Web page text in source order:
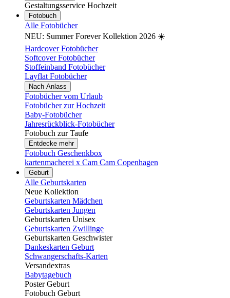
Gestaltungsservice Hochzeit
Fotobuch
Alle Fotobücher
NEU: Summer Forever Kollektion 2026 ☀️
Hardcover Fotobücher
Softcover Fotobücher
Stoffeinband Fotobücher
Layflat Fotobücher
Nach Anlass
Fotobücher vom Urlaub
Fotobücher zur Hochzeit
Baby-Fotobücher
Jahresrückblick-Fotobücher
Fotobuch zur Taufe
Entdecke mehr
Fotobuch Geschenkbox
kartenmacherei x Cam Cam Copenhagen
Geburt
Alle Geburtskarten
Neue Kollektion
Geburtskarten Mädchen
Geburtskarten Jungen
Geburtskarten Unisex
Geburtskarten Zwillinge
Geburtskarten Geschwister
Dankeskarten Geburt
Schwangerschafts-Karten
Versandextras
Babytagebuch
Poster Geburt
Fotobuch Geburt